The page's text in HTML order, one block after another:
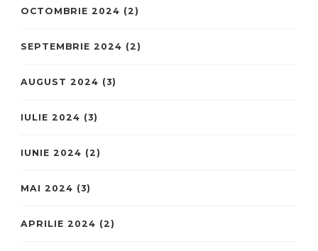
OCTOMBRIE 2024 (2)
SEPTEMBRIE 2024 (2)
AUGUST 2024 (3)
IULIE 2024 (3)
IUNIE 2024 (2)
MAI 2024 (3)
APRILIE 2024 (2)